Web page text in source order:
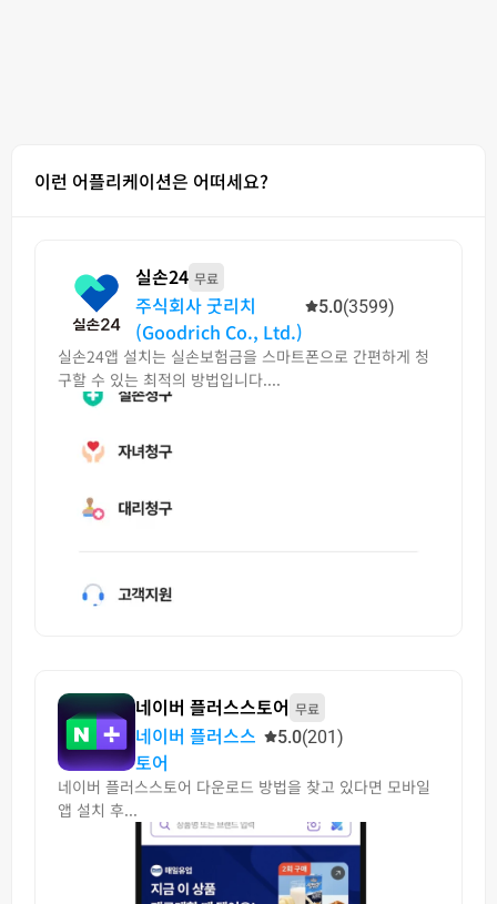
이런 어플리케이션은 어떠세요?
실손24 무료
주식회사 굿리치
(Goodrich Co., Ltd.)
5.0(3599)
실손24앱 설치는 실손보험금을 스마트폰으로 간편하게 청
구할 수 있는 최적의 방법입니다....
네이버 플러스스토어 무료
네이버 플러스스
토어
5.0(201)
네이버 플러스스토어 다운로드 방법을 찾고 있다면 모바일
앱 설치 후...